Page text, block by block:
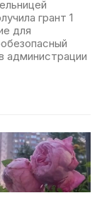
грант 1
для
администрации